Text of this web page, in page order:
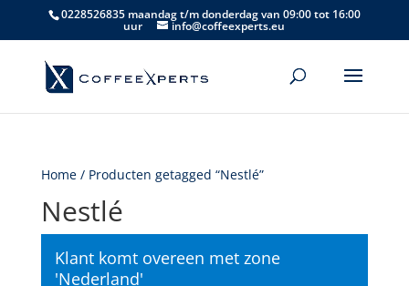
0228526835 maandag t/m donderdag van 09:00 tot 16:00
uur info@coffeexperts.eu
Home/ Producten getagged “Nestlé”
Nestlé
Klant komt overeen met zone
'Nederland'